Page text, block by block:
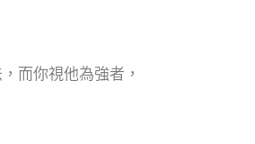
而你視他為強者，